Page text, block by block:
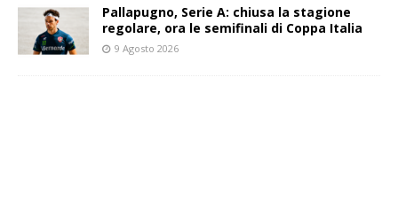
Pallapugno, Serie A: chiusa la stagione
regolare, ora le semifinali di Coppa Italia
9 Agosto 2026